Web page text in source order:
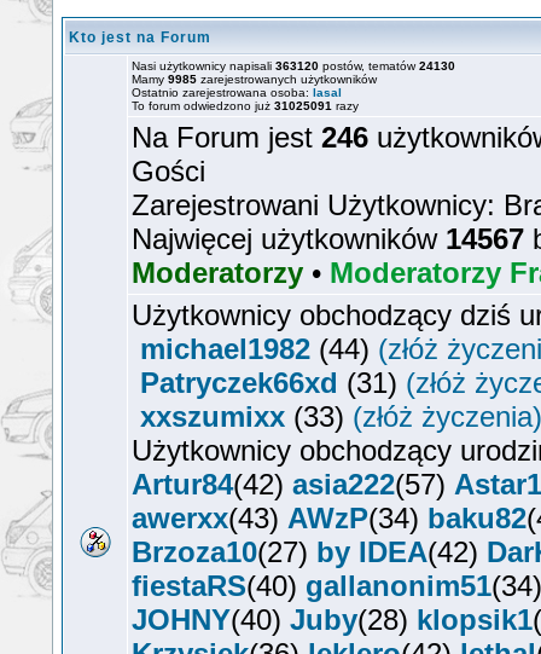
Kto jest na Forum
Nasi użytkownicy napisali 363120 postów, tematów24130
Mamy 9985 zarejestrowanych użytkowników
Ostatnio zarejestrowana osoba: lasal
To forum odwiedzono już 31025091 razy
Na Forum jest 246
Gości
Zarejestrowani Użytkownicy:
Najwięcej użytkowników 14567
Moderatorzy • Moderatorzy
Użytkownicy obchodzący dziś
michael1982 (44) (złóż
Patryczek66xd (31) (złóż
xxszumixx (33) (złóż życzenia)
Użytkownicy obchodzący
Artur84(42) asia222(57)
awerxx(43) AWzP(34) baku82
Brzoza10(27) by IDEA(42)
fiestaRS(40) gallanonim51
JOHNY(40) Juby(28) klopsik1